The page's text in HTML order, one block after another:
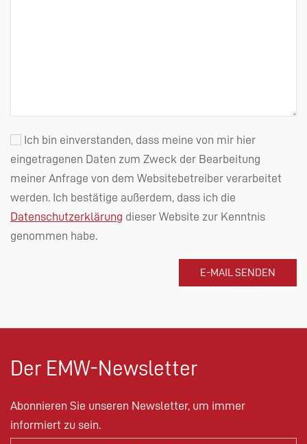
Ich bin einverstanden, dass meine von mir hier
eingetragenen Daten zum Zweck der Bearbeitung
meiner Anfrage von dem Websitebetreiber verarbeitet
werden. Ich bestätige außerdem, dass ich die
Datenschutzerklärung dieser Website zur Kenntnis
genommen habe.
Der EMW-Newsletter
Abonnieren Sie unseren Newsletter, um immer
informiert zu sein.